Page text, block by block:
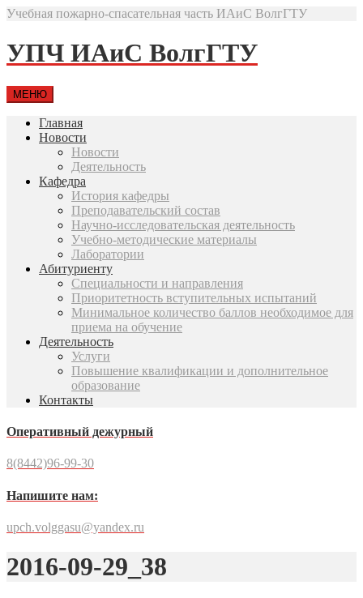
Учебная пожарно-спасательная часть ИАиС ВолгГТУ
УПЧ ИАиС ВолгГТУ
МЕНЮ
Главная
Новости
Новости
Деятельность
Кафедра
История кафедры
Преподавательский состав
Научно-исследовательская деятельность
Учебно-методические материалы
Лаборатории
Абитуриенту
Специальности и направления
Приоритетность вступительных испытаний
Минимальное количество баллов необходимое для
приема на обучение
Деятельность
Услуги
Повышение квалификации и дополнительное
образование
Контакты
Оперативный дежурный
8(8442)96-99-30
Напишите нам:
upch.volggasu@yandex.ru
2016-09-29_38